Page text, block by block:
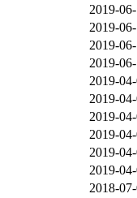
2019-
2019-
2019-
2019-
2019-
2019-
2019-
2019-
2019-
2019-
2018-